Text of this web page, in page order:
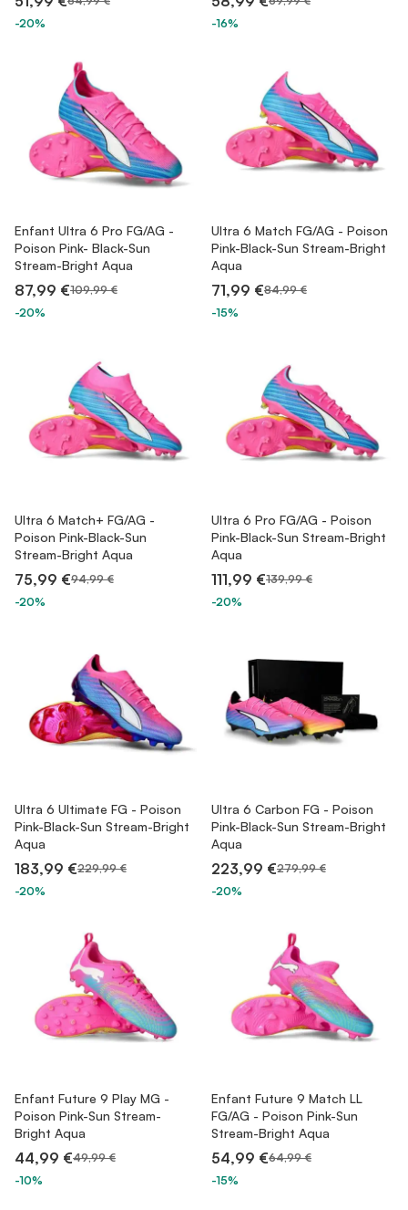
-20%
-16%
Enfant Ultra 6 Pro FG/AG -
Poison Pink- Black-Sun
Stream-Bright Aqua
87,99 €109,99 €
-20%
Ultra 6 Match FG/AG - Poison
Pink-Black-Sun Stream-Bright
Aqua
71,99 €84,99 €
-15%
Ultra 6 Match+ FG/AG -
Poison Pink-Black-Sun
Stream-Bright Aqua
75,99 €94,99 €
-20%
Ultra 6 Pro FG/AG - Poison
Pink-Black-Sun Stream-Bright
Aqua
111,99 €139,99 €
-20%
Ultra 6 Ultimate FG - Poison
Pink-Black-Sun Stream-Bright
Aqua
183,99 €229,99 €
-20%
Ultra 6 Carbon FG - Poison
Pink-Black-Sun Stream-Bright
Aqua
223,99 €279,99 €
-20%
Enfant Future 9 Play MG -
Poison Pink-Sun Stream-
Bright Aqua
44,99 €49,99 €
-10%
Enfant Future 9 Match LL
FG/AG - Poison Pink-Sun
Stream-Bright Aqua
54,99 €64,99 €
-15%